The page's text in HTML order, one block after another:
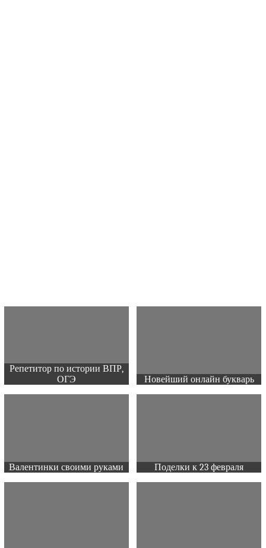
Репетитор по истории ВПР,
ОГЭ
Новейший онлайн букварь
Валентинки своими руками Поделки к 23 февраля